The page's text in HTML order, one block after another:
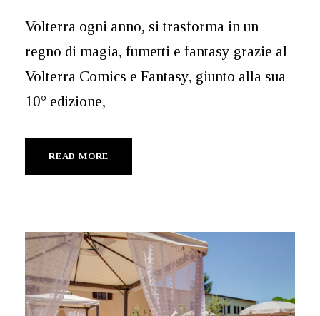
Volterra ogni anno, si trasforma in un
regno di magia, fumetti e fantasy grazie al
Volterra Comics e Fantasy, giunto alla sua
10° edizione,
READ MORE